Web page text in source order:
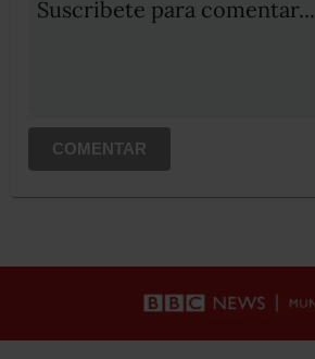
Suscribete para comentar...
COMENTAR